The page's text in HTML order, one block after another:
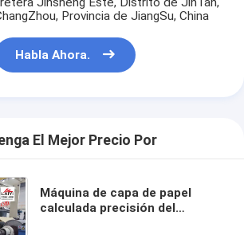
Provincia de JiangSu, China
Habla Ahora.
El Mejor Precio Por
Máquina de capa de papel
calculada precisión del